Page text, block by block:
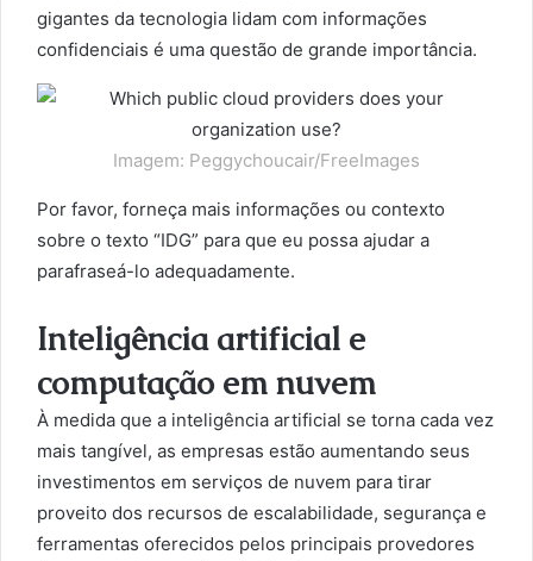
gigantes da tecnologia lidam com informações
confidenciais é uma questão de grande importância.
Imagem: Peggychoucair/FreeImages
Por favor, forneça mais informações ou contexto
sobre o texto “IDG” para que eu possa ajudar a
parafraseá-lo adequadamente.
Inteligência artificial e
computação em nuvem
À medida que a inteligência artificial se torna cada vez
mais tangível, as empresas estão aumentando seus
investimentos em serviços de nuvem para tirar
proveito dos recursos de escalabilidade, segurança e
ferramentas oferecidos pelos principais provedores